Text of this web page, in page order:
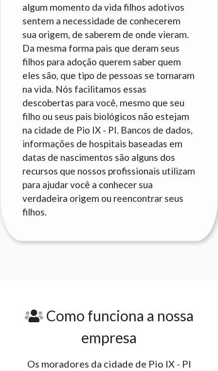
algum momento da vida filhos adotivos
sentem a necessidade de conhecerem
sua origem, de saberem de onde vieram.
Da mesma forma pais que deram seus
filhos para adoção querem saber quem
eles são, que tipo de pessoas se tornaram
na vida. Nós facilitamos essas
descobertas para você, mesmo que seu
filho ou seus pais biológicos não estejam
na cidade de Pio IX - PI. Bancos de dados,
informações de hospitais baseadas em
datas de nascimentos são alguns dos
recursos que nossos profissionais utilizam
para ajudar você a conhecer sua
verdadeira origem ou reencontrar seus
filhos.
Como funciona a nossa
empresa
Os moradores da cidade de Pio IX - PI